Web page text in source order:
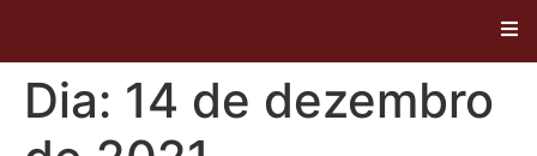
Dia: 14 de dezembro